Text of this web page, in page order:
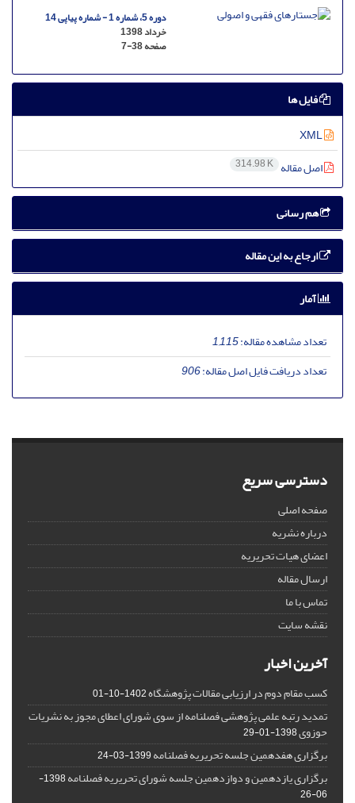
دوره 5، شماره 1 - شماره پیاپی 14
خرداد 1398
صفحه7-38
فایل ها
اصل مقاله 314.98 K
هم رسانی
ارجاع به این مقاله
آمار
تعداد مشاهده مقاله:1,115
تعداد دریافت فایل اصل مقاله:906
دسترسی سریع
صفحه اصلی
درباره نشریه
اعضای هیات تحریریه
ارسال مقاله
تماس با ما
نقشه سایت
آخرین اخبار
کسب مقام دوم در ارزیابی مقالات پژوهشگاه1402-10-01
تمدید رتبه علمی پژوهشی فصلنامه از سوی شورای اعطای مجوز به نشریات
حوزوی1398-01-29
برگزاری هفدهمین جلسه تحریریه فصلنامه1399-03-24
برگزاری یازدهمین و دوازدهمین جلسه شورای تحریریه فصلنامه
1398-
06-26